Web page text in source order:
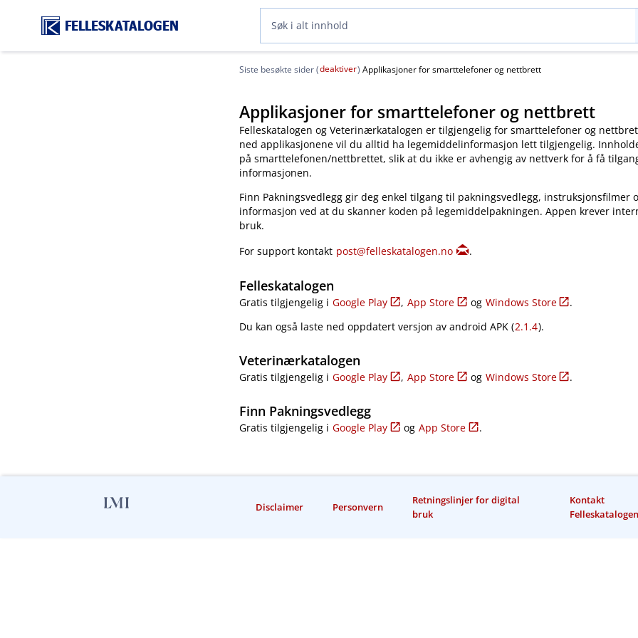
FELLESKATALOGEN
Siste besøkte sider (deaktiver) Applikasjoner for smarttelefoner og nettbrett
Applikasjoner for smarttelefoner og nettbrett
Felleskatalogen og Veterinærkatalogen er tilgjengelig for smarttelefoner og
ned applikasjonene vil du alltid ha legemiddelinformasjon lett tilgjengelig.
på smarttelefonen​/​nettbrettet, slik at du ikke er avhengig av nettverk for å få
informasjonen.
Finn Pakningsvedlegg gir deg enkel tilgang til pakningsvedlegg, instruksjonsfilmer
informasjon ved at du skanner koden på legemiddelpakningen. Appen krever
bruk.
For support kontakt post@felleskatalogen.no .
Felleskatalogen
Gratis tilgjengelig i Google Play , App Store og Windows Store
.
Du kan også laste ned oppdatert versjon av android APK (2.1.4).
Veterinærkatalogen
Gratis tilgjengelig i Google Play , App Store og Windows Store .
Finn Pakningsvedlegg
Gratis tilgjengelig i Google Play og App Store .
Disclaimer Personvern
Retningslinjer for digital
bruk
Kontakt
Felleskatalogen